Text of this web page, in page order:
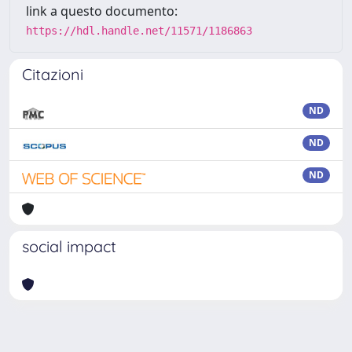
link a questo documento:
https://hdl.handle.net/11571/1186863
Citazioni
ND
ND
ND
social impact